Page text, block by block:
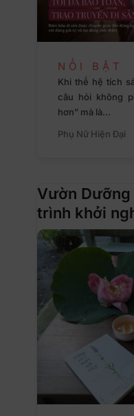
NỔI BẬT
Khi thế hệ tích
câu hỏi không
hơn” mà là…
Phụ Nữ Hiện Đại
Vườn Dưỡng
trình khởi